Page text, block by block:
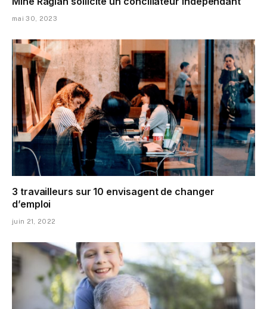
mai 30, 2023
3 travailleurs sur 10 envisagent de changer
d’emploi
juin 21, 2022